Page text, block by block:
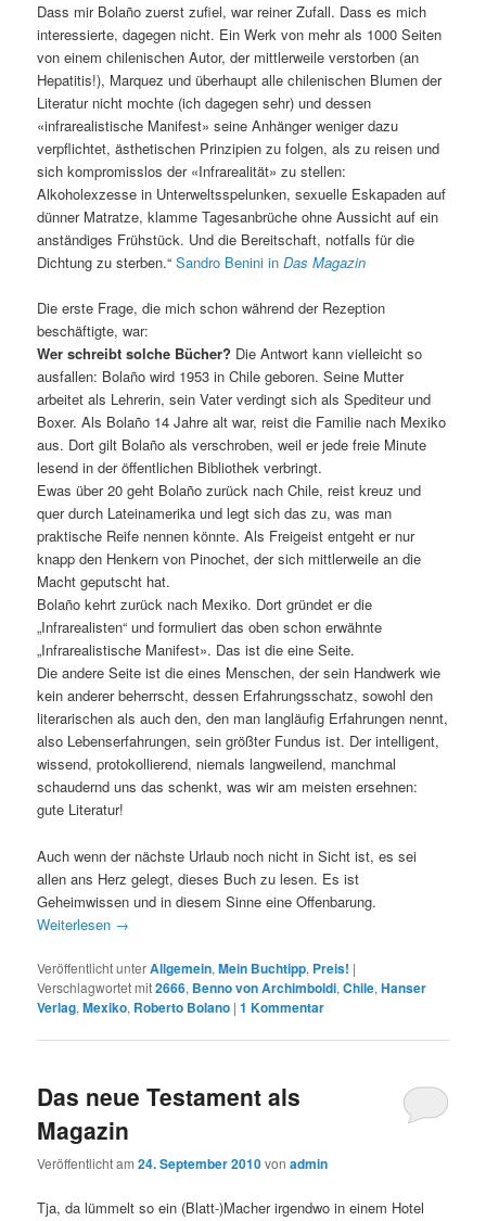
Dass mir Bolaño zuerst zufiel, war reiner Zufall. Dass es mich
interessierte, dagegen nicht. Ein Werk von mehr als 1000 Seiten
von einem chilenischen Autor, der mittlerweile verstorben (an
Hepatitis!), Marquez und überhaupt alle chilenischen Blumen der
Literatur nicht mochte (ich dagegen sehr) und dessen
«infrarealistische Manifest» seine Anhänger weniger dazu
verpflichtet, ästhetischen Prinzipien zu folgen, als zu reisen und
sich kompromisslos der «Infrarealität» zu stellen:
Alkoholexzesse in Unterweltsspelunken, sexuelle Eskapaden auf
dünner Matratze, klamme Tagesanbrüche ohne Aussicht auf ein
anständiges Frühstück. Und die Bereitschaft, notfalls für die
Dichtung zu sterben.“Sandro Benini inDas Magazin
Die erste Frage, die mich schon während der Rezeption
beschäftigte, war:
Wer schreibt solche Bücher? Die Antwort kann vielleicht so
ausfallen: Bolaño wird 1953 in Chile geboren. Seine Mutter
arbeitet als Lehrerin, sein Vater verdingt sich als Spediteur und
Boxer. Als Bolaño 14 Jahre alt war, reist die Familie nach Mexiko
aus. Dort gilt Bolaño als verschroben, weil er jede freie Minute
lesend in der öffentlichen Bibliothek verbringt.
Ewas über 20 geht Bolaño zurück nach Chile, reist kreuz und
quer durch Lateinamerika und legt sich das zu, was man
praktische Reife nennen könnte. Als Freigeist entgeht er nur
knapp den Henkern von Pinochet, der sich mittlerweile an die
Macht geputscht hat.
Bolaño kehrt zurück nach Mexiko. Dort gründet er die
„Infrarealisten“ und formuliert das oben schon erwähnte
„Infrarealistische Manifest». Das ist die eine Seite.
Die andere Seite ist die eines Menschen, der sein Handwerk wie
kein anderer beherrscht, dessen Erfahrungsschatz, sowohl den
literarischen als auch den, den man langläufig Erfahrungen nennt,
also Lebenserfahrungen, sein größter Fundus ist. Der intelligent,
wissend, protokollierend, niemals langweilend, manchmal
schaudernd uns das schenkt, was wir am meisten ersehnen:
gute Literatur!
Auch wenn der nächste Urlaub noch nicht in Sicht ist, es sei
allen ans Herz gelegt, dieses Buch zu lesen. Es ist
Geheimwissen und in diesem Sinne eine Offenbarung.
Weiterlesen →
Veröffentlicht unterAllgemein,Mein Buchtipp, Preis! |
Verschlagwortet mit2666, Benno von Archimboldi,Chile,Hanser
Verlag,Mexiko, Roberto Bolano |1 Kommentar
Das neue Testament als
Magazin
Veröffentlicht am24. September 2010vonadmin
Tja, da lümmelt so ein (Blatt-)Macher irgendwo in einem Hotel